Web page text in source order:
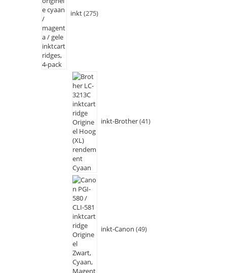
inkt 275
inkt-Brother 41
inkt-Canon 49